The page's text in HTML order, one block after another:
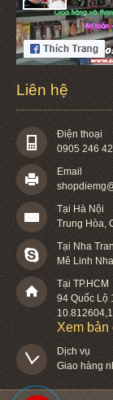
Liên hệ
Điện thoại
0905 246
Email
Tại Hà Nội
Trung Hòa,
Tại Nha
Mê Linh
Tại TP.HCM
94 Quốc Lộ
10.812604,
Xem bản
Dịch vụ
Giao hàng